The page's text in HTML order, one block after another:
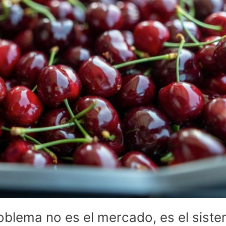
no es el mercado, es el